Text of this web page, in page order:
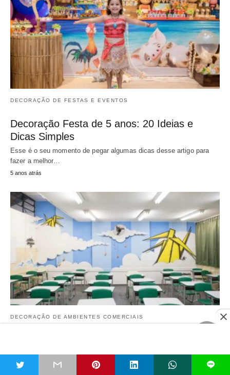
DECORAÇÃO DE FESTAS E EVENTOS
Decoração Festa de 5 anos: 20 Ideias e
Dicas Simples
Esse é o seu momento de pegar algumas dicas desse artigo para
fazer a melhor…
5 anos atrás
DECORAÇÃO DE AMBIENTES COMERCIAIS
Infantil, Fundamental e Médio
Chegou o momento de saber como fazer a decoração para escolas
L